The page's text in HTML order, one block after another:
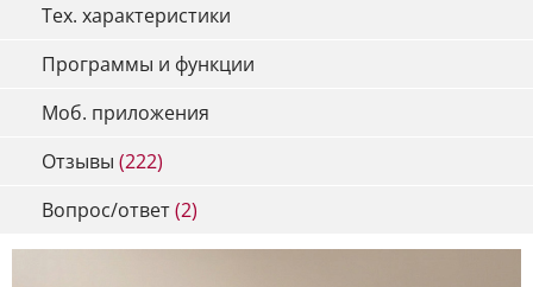
Тех. характеристики
Программы и функции
Моб. приложения
Отзывы (222)
Вопрос/ответ(2)